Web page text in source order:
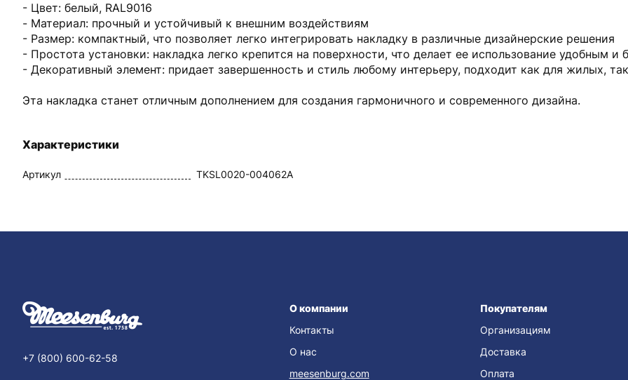
- Цвет: белый, RAL9016
- Материал: прочный и устойчивый к внешним воздействиям
- Размер: компактный, что позволяет легко интегрировать накладку в различные дизайнерские решения
- Простота установки: накладка легко крепится на поверхности, что делает ее использование удобным и
- Декоративный элемент: придает завершенность и стиль любому интерьеру, подходит как для жилых,
Эта накладка станет отличным дополнением для создания гармоничного и современного дизайна.
Характеристики
Артикул TKSL0020-004062A
+7 (800) 600-62-58
О компании
Контакты
О нас
meesenburg.com
Покупателям
Организациям
Доставка
Оплата